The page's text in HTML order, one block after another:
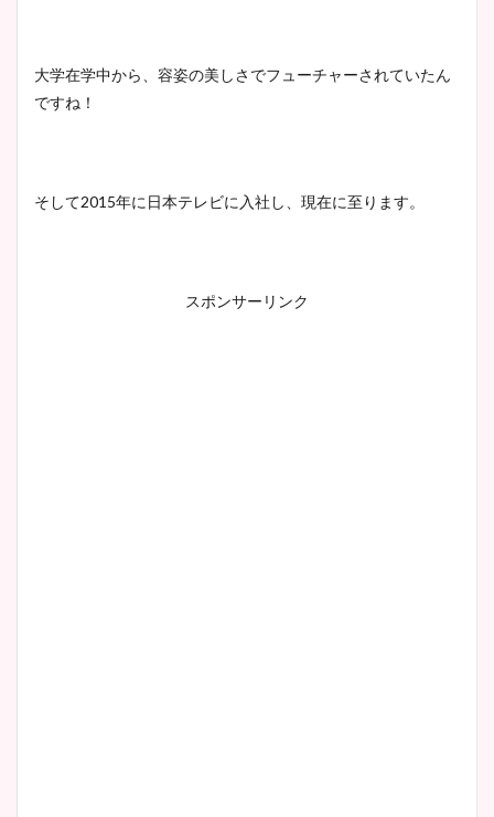
大学在学中から、容姿の美しさでフューチャーされていたん
ですね！
そして2015年に日本テレビに入社し、現在に至ります。
スポンサーリンク